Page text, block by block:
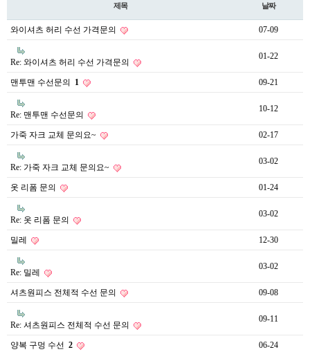
제목 날짜
와이셔츠 허리 수선 가격문의 07-09
Re: 와이셔츠 허리 수선 가격문의
01-22
맨투맨 수선문의 1 09-21
Re: 맨투맨 수선문의
10-12
가죽 자크 교체 문의요~ 02-17
Re: 가죽 자크 교체 문의요~
03-02
옷 리폼 문의 01-24
Re: 옷 리폼 문의
03-02
밀레 12-30
Re: 밀레
03-02
셔츠원피스 전체적 수선 문의 09-08
Re: 셔츠원피스 전체적 수선 문의
09-11
양복 구멍 수선 2 06-24